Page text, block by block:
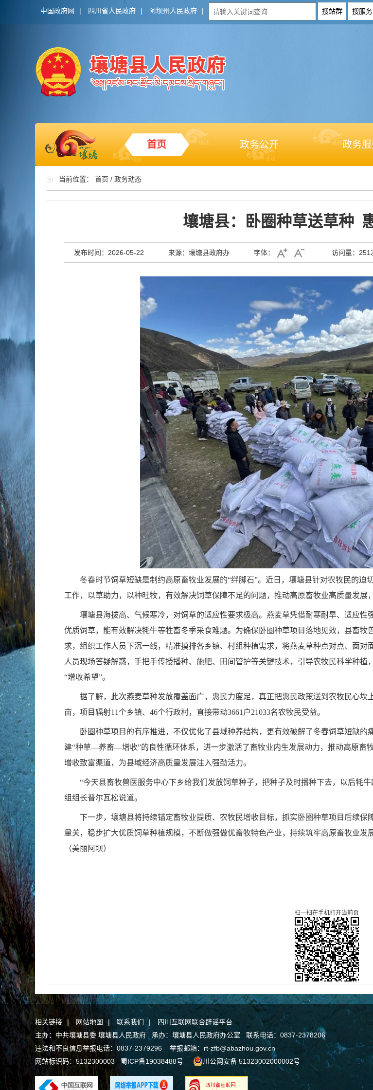
中国政府网 | 四川省人民政府 | 阿坝州人民政府 |
首页 政务公开 政务
当前位置： 首页 / 政务动态
壤塘县：卧圈种草送草种
发布时间：2026-05-22 来源：壤塘县政府办 字体： 访问量： 251
冬春时节饲草短缺是制约高原畜牧业发展的“绊脚石”。近日，壤塘县针对农牧民的
工作，以草助力，以种旺牧，有效解决饲草保障不足的问题，推动高原畜牧业高质量发展
壤塘县海拔高、气候寒冷，对饲草的适应性要求极高。燕麦草凭借耐寒耐旱、适应
优质饲草，能有效解决牦牛等牲畜冬季采食难题。为确保卧圈种草项目落地见效，县畜
求，组织工作人员下沉一线，精准摸排各乡镇、村组种植需求，将燕麦草种点对点、面
人员现场答疑解惑，手把手传授播种、施肥、田间管护等关键技术，引导农牧民科学种
“增收希望”。
据了解，此次燕麦草种发放覆盖面广，惠民力度足，真正把惠民政策送到农牧民心坎
亩，项目辐射11个乡镇、46个行政村，直接带动3661户21033名农牧民受益。
卧圈种草项目的有序推进，不仅优化了县域种养结构，更有效破解了冬春饲草短缺
建“种草—养畜—增收”的良性循环体系，进一步激活了畜牧业内生发展动力，推动高原畜
增收致富渠道，为县域经济高质量发展注入强劲活力。
“今天县畜牧兽医服务中心下乡给我们发放饲草种子，把种子及时播种下去，以后牦
组组长普尔瓦松说道。
下一步，壤塘县将持续锚定畜牧业提质、农牧民增收目标，抓实卧圈种草项目后续
量关，稳步扩大优质饲草种植规模，不断做强做优畜牧特色产业，持续筑牢高原畜牧业发
（美丽阿坝）
扫一扫在手机打开当前页
相关链接 | 网站地图 | 联系我们 |
四川互联网联合辟谣平台
主办：中共壤塘县委 壤塘县人民政府 承办：壤塘县人民政府办公室 联系电话：0837-2378206
违法和不良信息举报电话：0837-2379296 举报邮箱：rt-zfb@abazhou.gov.cn
网站标识码：5132300003蜀ICP备19038488号 川公网安备 51323002000002号